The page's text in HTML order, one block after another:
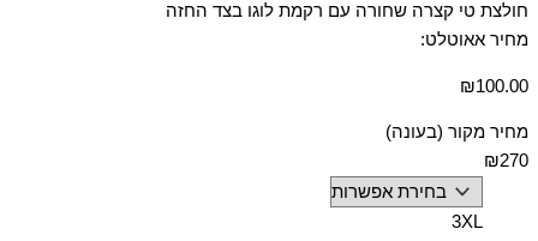
חולצת טי קצרה שחורה עם רקמת לוגו בצד החזה
מחיר אאוטלט:
₪100.00
מחיר מקור (בעונה)
₪270
3XL